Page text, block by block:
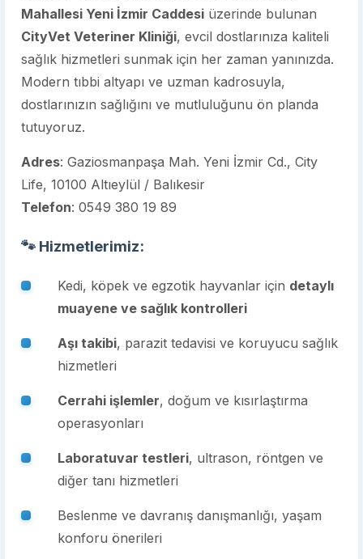
Mahallesi Yeni İzmir Caddesi üzerinde bulunan
CityVet Veteriner Kliniği, evcil dostlarınıza kaliteli
sağlık hizmetleri sunmak için her zaman yanınızda.
Modern tıbbi altyapı ve uzman kadrosuyla,
dostlarınızın sağlığını ve mutluluğunu ön planda
tutuyoruz.
Adres: Gaziosmanpaşa Mah. Yeni İzmir Cd., City
Life, 10100 Altıeylül / Balıkesir
Telefon: 0549 380 19 89
🐾 Hizmetlerimiz:
Kedi, köpek ve egzotik hayvanlar için detaylı
muayene ve sağlık kontrolleri
Aşı takibi, parazit tedavisi ve koruyucu sağlık
hizmetleri
Cerrahi işlemler, doğum ve kısırlaştırma
operasyonları
Laboratuvar testleri, ultrason, röntgen ve
diğer tanı hizmetleri
Beslenme ve davranış danışmanlığı, yaşam
konforu önerileri